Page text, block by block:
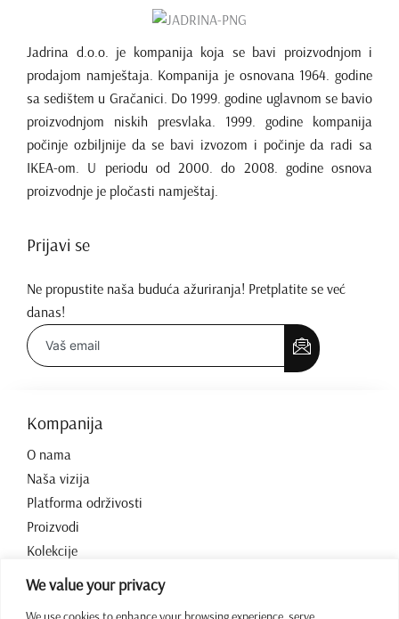
We value your privacy
Jadrina d.o.o. je kompanija koja se bavi proizvodnjom i
prodajom namještaja. Kompanija je osnovana 1964. godine
sa sedištem u Gračanici. Do 1999. godine uglavnom se bavio
proizvodnjom niskih presvlaka. 1999. godine kompanija
počinje ozbiljnije da se bavi izvozom i počinje da radi sa
IKEA-om. U periodu od 2000. do 2008. godine osnova
proizvodnje je pločasti namještaj.
Prijavi se
Ne propustite naša buduća ažuriranja! Pretplatite se već
danas!
Kompanija
O nama
Naša vizija
Platforma održivosti
Proizvodi
Kolekcije
Kontakt